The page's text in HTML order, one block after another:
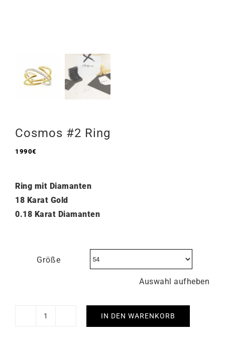
Cosmos #2 Ring
1990€
Ring mit Diamanten
18 Karat Gold
0.18 Karat Diamanten
Größe
Auswahl aufheben
Cosmos
IN DEN WARENKORB